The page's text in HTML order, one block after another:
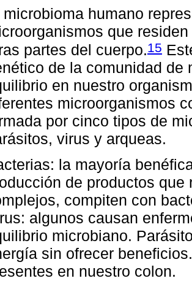
microbioma humano
que
partes del cuerpo.15
de la comunidad de
en nuestro
microorganismos
por cinco tipos de
virus y arqueas.
la mayoría
de productos
compiten con
algunos causan
microbiano.
sin ofrecer
en nuestro colon.